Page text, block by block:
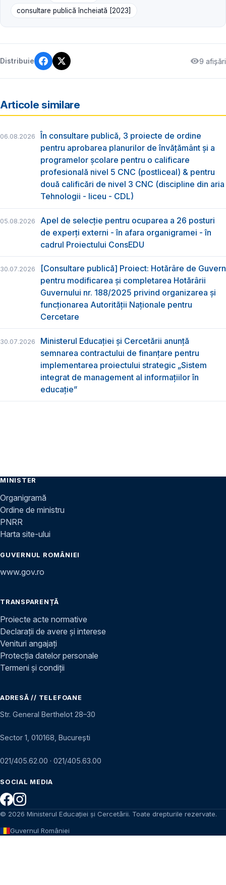
consultare publică încheiată [2023]
Distribuie 9 afișări
Articole similare
06.08.2026
În consultare publică, 3 proiecte de ordine
pentru aprobarea planurilor de învățământ și a
programelor școlare pentru o calificare
profesională nivel 5 CNC (postliceal) & pentru
două calificări de nivel 3 CNC (discipline din aria
Tehnologii - liceu - CDL)
05.08.2026
Apel de selecție pentru ocuparea a 26 posturi
de experți externi - în afara organigramei - în
cadrul Proiectului ConsEDU
30.07.2026
[Consultare publică] Proiect: Hotărâre de Guvern
pentru modificarea și completarea Hotărârii
Guvernului nr. 188/2025 privind organizarea şi
funcţionarea Autorităţii Naţionale pentru
Cercetare
30.07.2026
Ministerul Educației și Cercetării anunță
semnarea contractului de finanțare pentru
implementarea proiectului strategic „Sistem
integrat de management al informațiilor în
educație”
MINISTER
Organigramă
Ordine de ministru
PNRR
Harta site-ului
GUVERNUL ROMÂNIEI
www.gov.ro
TRANSPARENȚĂ
Proiecte acte normative
Declarații de avere și interese
Venituri angajați
Protecția datelor personale
Termeni și condiții
ADRESĂ // TELEFOANE
Str. General Berthelot 28–30
Sector 1, 010168, București
021/405.62.00 · 021/405.63.00
SOCIAL MEDIA
© 2026 Ministerul Educației și Cercetării. Toate drepturile rezervate.
Guvernul României